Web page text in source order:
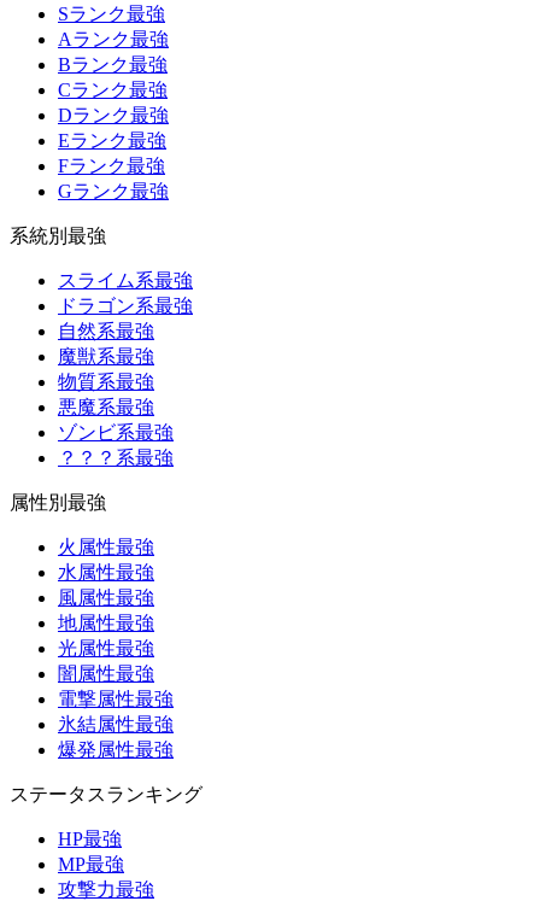
Sランク最強
Aランク最強
Bランク最強
Cランク最強
Dランク最強
Eランク最強
Fランク最強
Gランク最強
系統別最強
スライム系最強
ドラゴン系最強
自然系最強
魔獣系最強
物質系最強
悪魔系最強
ゾンビ系最強
？？？系最強
属性別最強
火属性最強
水属性最強
風属性最強
地属性最強
光属性最強
闇属性最強
電撃属性最強
氷結属性最強
爆発属性最強
ステータスランキング
HP最強
MP最強
攻撃力最強